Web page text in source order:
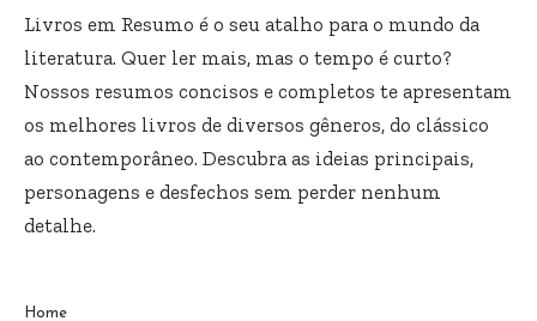
Livros em Resumo é o seu atalho para o mundo da
literatura. Quer ler mais, mas o tempo é curto?
Nossos resumos concisos e completos te apresentam
os melhores livros de diversos gêneros, do clássico
ao contemporâneo. Descubra as ideias principais,
personagens e desfechos sem perder nenhum
detalhe.
Home